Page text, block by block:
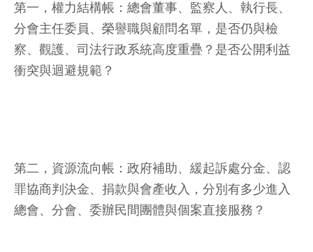
第一，權力結構帳：總會董事、監察人、執行長、
分會主任委員、榮譽職與顧問名單，是否仍與檢
察、觀護、司法行政系統高度重疊？是否公開利益
衝突與迴避規範？
第二，資源流向帳：政府補助、緩起訴處分金、認
罪協商判決金、捐款與會產收入，分別有多少進入
總會、分會、委辦民間團體與個案直接服務？